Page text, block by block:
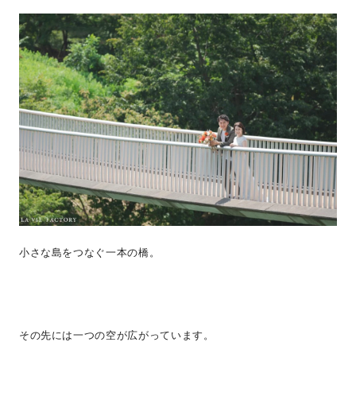
小さな島をつなぐ一本の橋。
その先には一つの空が広がっています。